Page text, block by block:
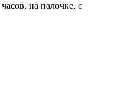
на палочке, с